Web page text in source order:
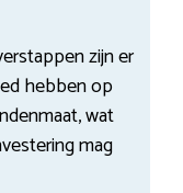
zijn er
hebben op
wat
mag